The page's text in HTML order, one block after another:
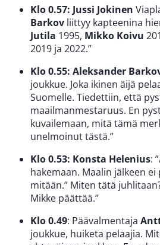
Klo 0.57: Jussi Jokinen
Barkov liittyy kapteenina
Jutila 1995, Mikko Koivu
2019 ja 2022.”
Klo 0.55: Aleksander
joukkue. Joka ikinen äijä
Suomelle. Tiedettiin, että
maailmanmestaruus. En
kuvailemaan, mitä tämä
unelmoinut tästä.”
Klo 0.53: Konsta Helenius:
hakemaan. Maalin jälkeen
mitään.” Miten tätä
Mikke päättää.”
Klo 0.49: Päävalmentaja
joukkue, huiketa pelaajia.